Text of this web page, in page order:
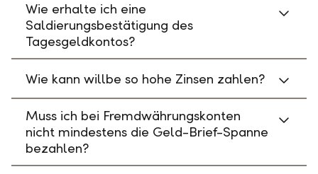
Wie erhalte ich eine
Saldierungsbestätigung des
Tagesgeldkontos?
Wie kann willbe so hohe Zinsen zahlen?
Muss ich bei Fremdwährungskonten
nicht mindestens die Geld-Brief-Spanne
bezahlen?